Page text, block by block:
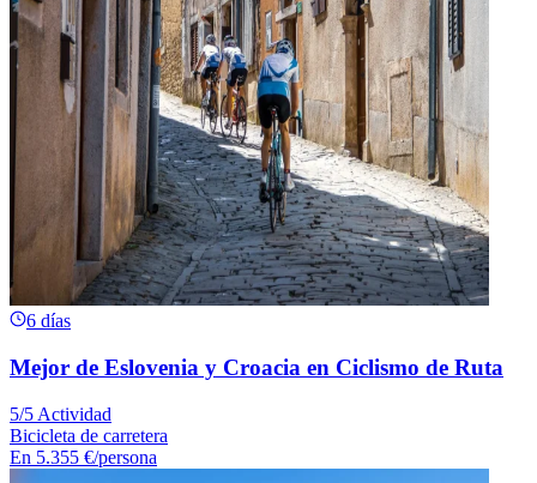
6 días
Mejor de Eslovenia y Croacia en Ciclismo de Ruta
5/5 Actividad
Bicicleta de carretera
En 5.355 €/persona